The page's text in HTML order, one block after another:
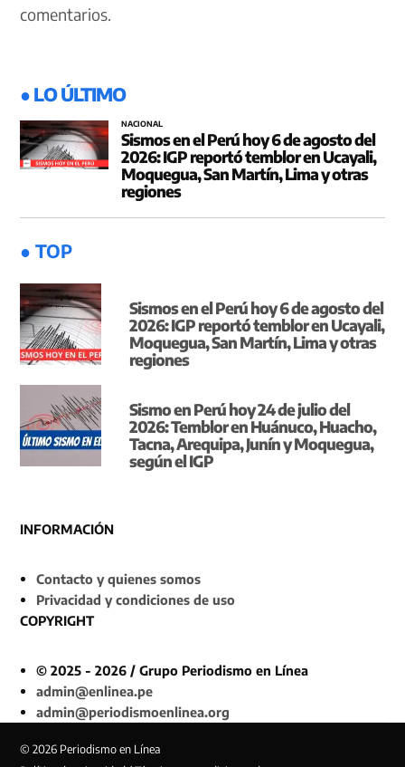
comentarios.
● LO ÚLTIMO
NACIONAL
Sismos en el Perú hoy 6 de agosto del
2026: IGP reportó temblor en Ucayali,
Moquegua, San Martín, Lima y otras
regiones
● TOP
Sismos en el Perú hoy 6 de agosto del
2026: IGP reportó temblor en Ucayali,
Moquegua, San Martín, Lima y otras
regiones
Sismo en Perú hoy 24 de julio del
2026: Temblor en Huánuco, Huacho,
Tacna, Arequipa, Junín y Moquegua,
según el IGP
INFORMACIÓN
Contacto y quienes somos
Privacidad y condiciones de uso
COPYRIGHT
© 2025 - 2026 / Grupo Periodismo en Línea
admin@enlinea.pe
admin@periodismoenlinea.org
© 2026 Periodismo en Línea